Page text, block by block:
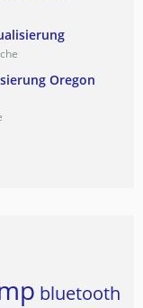
Oregon
bluetooth